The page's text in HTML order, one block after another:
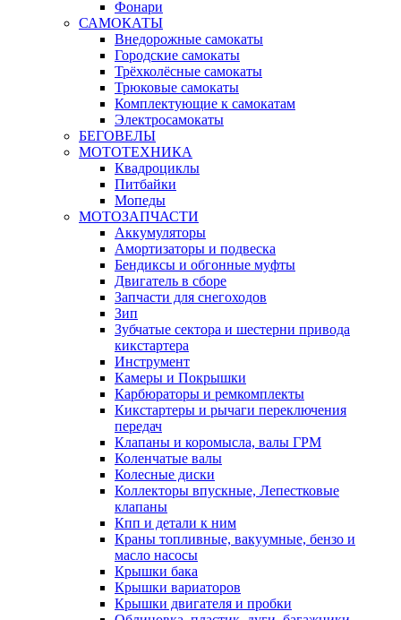
Фонари
САМОКАТЫ
Внедорожные самокаты
Городские самокаты
Трёхколёсные самокаты
Трюковые самокаты
Комплектующие к самокатам
Электросамокаты
БЕГОВЕЛЫ
МОТОТЕХНИКА
Квадроциклы
Питбайки
Мопеды
МОТОЗАПЧАСТИ
Аккумуляторы
Амортизаторы и подвеска
Бендиксы и обгонные муфты
Двигатель в сборе
Запчасти для снегоходов
Зип
Зубчатые сектора и шестерни привода
кикстартера
Инструмент
Камеры и Покрышки
Карбюраторы и ремкомплекты
Кикстартеры и рычаги переключения
передач
Клапаны и коромысла, валы ГРМ
Коленчатые валы
Колесные диски
Коллекторы впускные, Лепестковые
клапаны
Кпп и детали к ним
Краны топливные, вакуумные, бензо и
масло насосы
Крышки бака
Крышки вариаторов
Крышки двигателя и пробки